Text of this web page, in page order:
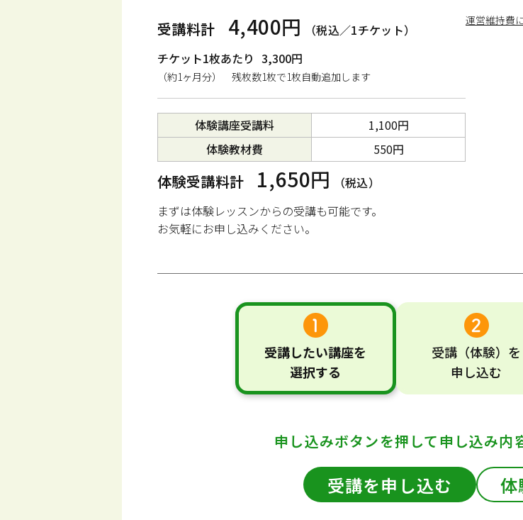
受講料計 4,400円
（税込／1チケット）
チケット1枚あたり 3,300円
（約1ヶ月分） 残枚数1枚で1枚自動追加します
体験講座受講料
1,100円
体験教材費
550円
体験受講料計 1,650円
（税込）
まずは体験レッスンからの受講も可能です。
お気軽にお申し込みください。
運営維持費
受講したい講座を
選択する
受講 （体験） を
申し込む
申し込みボタンを押して申し込み内
受講を申し込む 体